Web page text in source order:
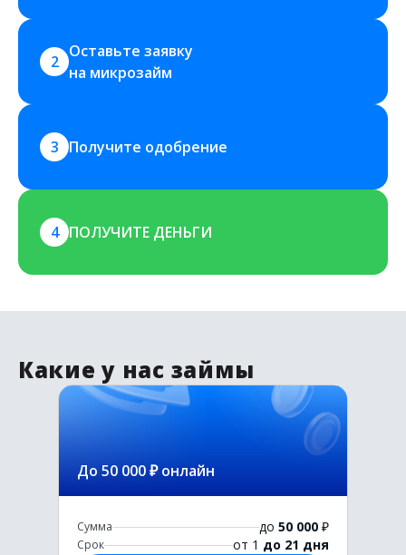
2
Оставьте заявку
на микрозайм
3 Получите одобрение
4 ПОЛУЧИТЕ ДЕНЬГИ
Какие у нас займы
До 50 000 ₽ онлайн
Сумма до 50 000 ₽
Срок от 1 до 21 дня